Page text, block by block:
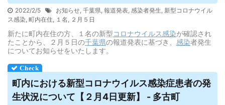
2022/2/5 お知らせ, 千葉県, 報道発表, 感染者発生, 新型コロナウイル
ス感染, 町内在住, １名 , ２月５日
新たに町内在住の方、１名の新型コロナウイルス感染が確認され
たことから、２月５日の千葉県の報道発表に基づき、 感染者発生
についてお知らせをいたします。
町内における新型コロナウイルス感染症患者の発
生状況について【２月4日更新】 - 多古町